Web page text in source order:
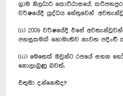
ග්‍රාම නිලධාරි කොට්ඨාසයේ,
වර්ෂයේදී යුද්ධය හේතුවෙන්
(ii) 2009 වර්ෂයේදී එසේ
පහසුකමක් නොමැතිව නැවත පදිංචි
(iii) මෙතෙක් ඔවුන්ට රජයේ සහන
නොලැබුණු බවත්;
එතුමා ‍දන්නෙහිද?